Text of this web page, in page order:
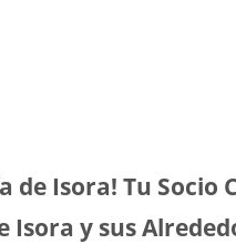
de Isora! Tu Socio
Isora y sus